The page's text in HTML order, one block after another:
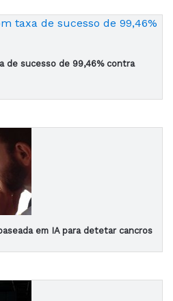
de sucesso de 99,46% contra
em IA para detetar cancros